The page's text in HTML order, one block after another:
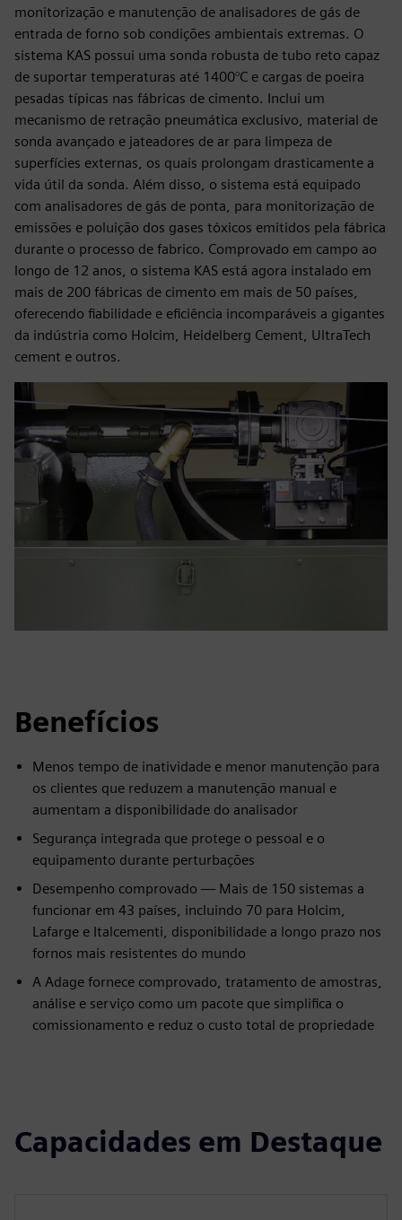
monitorização e manutenção de analisadores de gás de
entrada de forno sob condições ambientais extremas. O
sistema KAS possui uma sonda robusta de tubo reto capaz
de suportar temperaturas até 1400°C e cargas de poeira
pesadas típicas nas fábricas de cimento. Inclui um
mecanismo de retração pneumática exclusivo, material de
sonda avançado e jateadores de ar para limpeza de
superfícies externas, os quais prolongam drasticamente a
vida útil da sonda. Além disso, o sistema está equipado
com analisadores de gás de ponta, para monitorização de
emissões e poluição dos gases tóxicos emitidos pela fábrica
durante o processo de fabrico. Comprovado em campo ao
longo de 12 anos, o sistema KAS está agora instalado em
mais de 200 fábricas de cimento em mais de 50 países,
oferecendo fiabilidade e eficiência incomparáveis a gigantes
da indústria como Holcim, Heidelberg Cement, UltraTech
cement e outros.
Benefícios
Menos tempo de inatividade e menor manutenção para
os clientes que reduzem a manutenção manual e
aumentam a disponibilidade do analisador
Segurança integrada que protege o pessoal e o
equipamento durante perturbações
Desempenho comprovado — Mais de 150 sistemas a
funcionar em 43 países, incluindo 70 para Holcim,
Lafarge e Italcementi, disponibilidade a longo prazo nos
fornos mais resistentes do mundo
A Adage fornece comprovado, tratamento de amostras,
análise e serviço como um pacote que simplifica o
comissionamento e reduz o custo total de propriedade
Capacidades em Destaque